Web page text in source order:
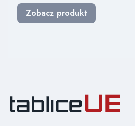
Zobacz produkt